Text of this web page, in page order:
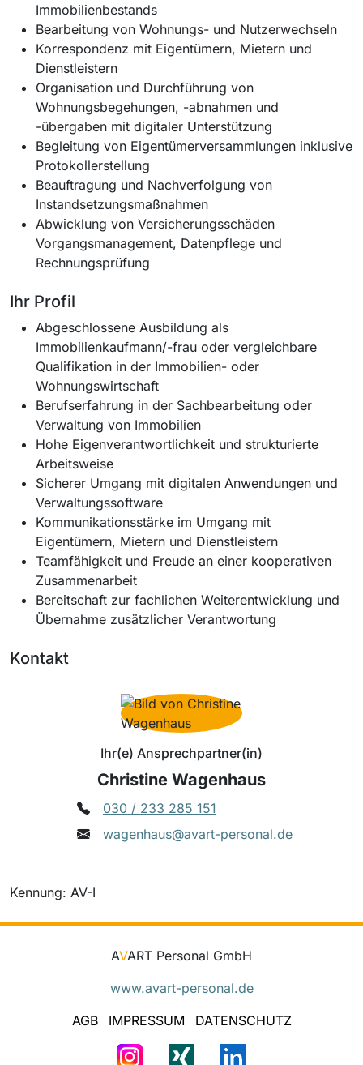
Immobilienbestands
Bearbeitung von Wohnungs- und Nutzerwechseln
Korrespondenz mit Eigentümern, Mietern und
Dienstleistern
Organisation und Durchführung von
Wohnungsbegehungen, -abnahmen und
-übergaben mit digitaler Unterstützung
Begleitung von Eigentümerversammlungen inklusive
Protokollerstellung
Beauftragung und Nachverfolgung von
Instandsetzungsmaßnahmen
Abwicklung von Versicherungsschäden
Vorgangsmanagement, Datenpflege und
Rechnungsprüfung
Ihr Profil
Abgeschlossene Ausbildung als
Immobilienkaufmann/-frau oder vergleichbare
Qualifikation in der Immobilien- oder
Wohnungswirtschaft
Berufserfahrung in der Sachbearbeitung oder
Verwaltung von Immobilien
Hohe Eigenverantwortlichkeit und strukturierte
Arbeitsweise
Sicherer Umgang mit digitalen Anwendungen und
Verwaltungssoftware
Kommunikationsstärke im Umgang mit
Eigentümern, Mietern und Dienstleistern
Teamfähigkeit und Freude an einer kooperativen
Zusammenarbeit
Bereitschaft zur fachlichen Weiterentwicklung und
Übernahme zusätzlicher Verantwortung
Kontakt
Ihr(e) Ansprechpartner(in)
Christine Wagenhaus
030 / 233 285 151
wagenhaus@avart-personal.de
Kennung: AV-I
AVART Personal GmbH
www.avart-personal.de
AGB
IMPRESSUM DATENSCHUTZ